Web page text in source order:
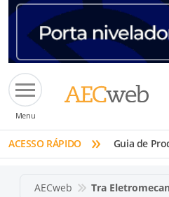
Menu
ACESSO RÁPIDO » Guia de
AECweb Tra